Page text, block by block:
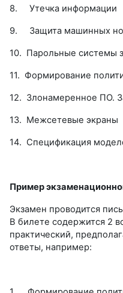
8. Утечка информации
9. Защита машинных
10. Парольные системы
11. Формирование
12. Злонамеренное ПО.
13. Межсетевые экраны
14. Спецификация
Пример
Экзамен проводится
В билете содержится 2
практический,
ответы, например: